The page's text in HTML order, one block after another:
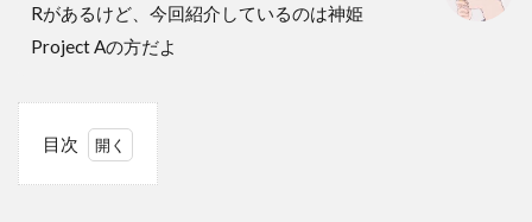
Rがあるけど、今回紹介しているのは神姫
Project Aの方だよ
目次